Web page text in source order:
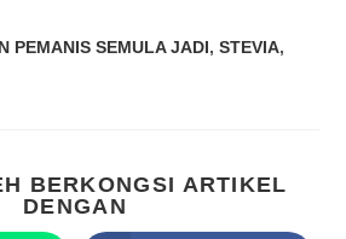
PEMANIS SEMULA JADI, STEVIA,
BERKONGSI ARTIKEL
DENGAN